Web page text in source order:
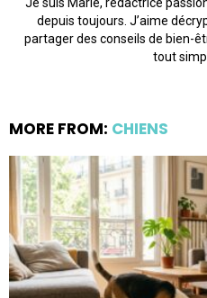
Je suis Marie, rédactrice
depuis toujours. J’aime
partager des conseils de bien-
tout
MORE FROM: CHIENS